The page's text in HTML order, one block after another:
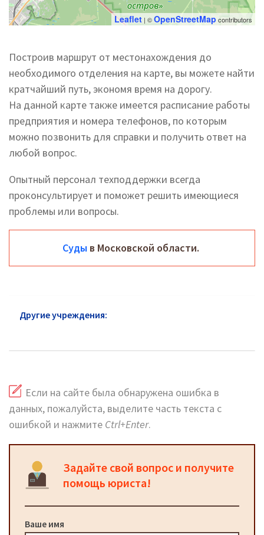
Leaflet | ©OpenStreetMap contributors
Построив маршрут от местонахождения до
необходимого отделения на карте, вы можете найти
кратчайший путь, экономя время на дорогу.
На данной карте также имеется расписание работы
предприятия и номера телефонов, по которым
можно позвонить для справки и получить ответ на
любой вопрос.
Опытный персонал техподдержки всегда
проконсультирует и поможет решить имеющиеся
проблемы или вопросы.
Суды в Московской области.
Другие учреждения:
Если на сайте была обнаружена ошибка в
данных, пожалуйста, выделите часть текста с
ошибкой и нажмите Ctrl+Enter.
Задайте свой вопрос и получите
помощь юриста!
Ваше имя